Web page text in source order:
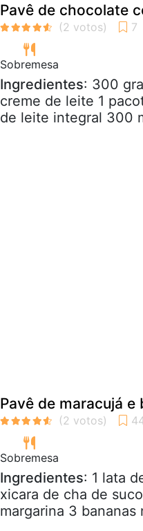
Pavê de chocolate
Sobremesa
Ingredientes: 300
creme de leite 1
de leite integral 300
Pavê de maracujá e
Sobremesa
Ingredientes: 1 lata
xicara de cha de
margarina 3 bananas